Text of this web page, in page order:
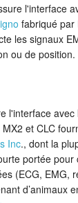
l'interface
fabriqué par
les signaux
ou de position.
l'interface avec
et CLC
Inc., dont la
portée pour
(ECG, EMG,
d’animaux